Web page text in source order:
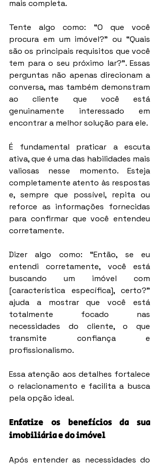
mais completa.
Tente algo como: “O que você
procura em um imóvel?” ou “Quais
são os principais requisitos que você
tem para o seu próximo lar?”. Essas
perguntas não apenas direcionam a
conversa, mas também demonstram
ao cliente que você está
genuinamente interessado em
encontrar a melhor solução para ele.
É fundamental praticar a escuta
ativa, que é uma das habilidades mais
valiosas nesse momento. Esteja
completamente atento às respostas
e, sempre que possível, repita ou
reforce as informações fornecidas
para confirmar que você entendeu
corretamente.
Dizer algo como: “Então, se eu
entendi corretamente, você está
buscando um imóvel com
[característica específica], certo?”
ajuda a mostrar que você está
totalmente focado nas
necessidades do cliente, o que
transmite confiança e
profissionalismo.
Essa atenção aos detalhes fortalece
o relacionamento e facilita a busca
pela opção ideal.
Enfatize os benefícios da sua
imobiliária e do imóvel
Após entender as necessidades do